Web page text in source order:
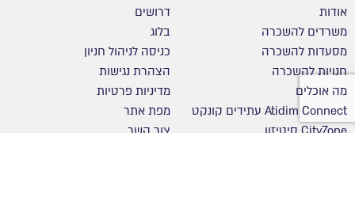
אודות
משרדים להשכרה
מסעדות להשכרה
חנויות להשכרה
מה אוכלים
Atidim Connect עתידים קונקט
CityZone סיטיזון
דרושים
בלוג
כניסה לניהול חניון
הצהרת נגישות
מדיניות פרטיות
מפת אתר
צור קשר